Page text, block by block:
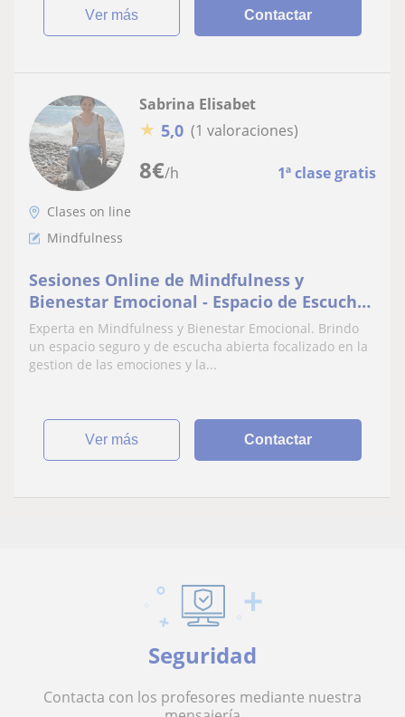
ver más Contactar
8€/h 1ª clase gratis
Sabrina Elisabet
★ 5,0 (1 valoraciones)
Clases on line
Mindfulness
Sesiones Online de Mindfulness y
Bienestar Emocional - Espacio de Escucha
Activa
Experta en Mindfulness y Bienestar Emocional. Brindo
un espacio seguro y de escucha abierta focalizado en la
gestion de las emociones y la...
ver más Contactar
Seguridad
Contacta con los profesores mediante nuestra